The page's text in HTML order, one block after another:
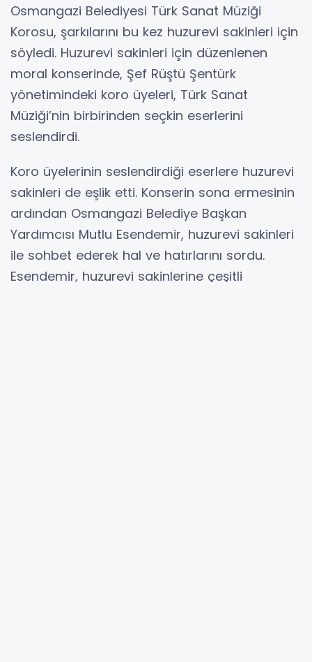
Osmangazi Belediyesi Türk Sanat Müziği
Korosu, şarkılarını bu kez huzurevi sakinleri için
söyledi. Huzurevi sakinleri için düzenlenen
moral konserinde, Şef Rüştü Şentürk
yönetimindeki koro üyeleri, Türk Sanat
Müziği’nin birbirinden seçkin eserlerini
seslendirdi.
Koro üyelerinin seslendirdiği eserlere huzurevi
sakinleri de eşlik etti. Konserin sona ermesinin
ardından Osmangazi Belediye Başkan
Yardımcısı Mutlu Esendemir, huzurevi sakinleri
ile sohbet ederek hal ve hatırlarını sordu.
Esendemir, huzurevi sakinlerine çeşitli